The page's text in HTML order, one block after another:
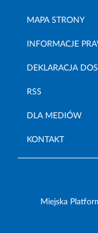
MAPA STRONY
INFORMACJE
DEKLARACJA
RSS
DLA MEDIÓW
KONTAKT
Miejska